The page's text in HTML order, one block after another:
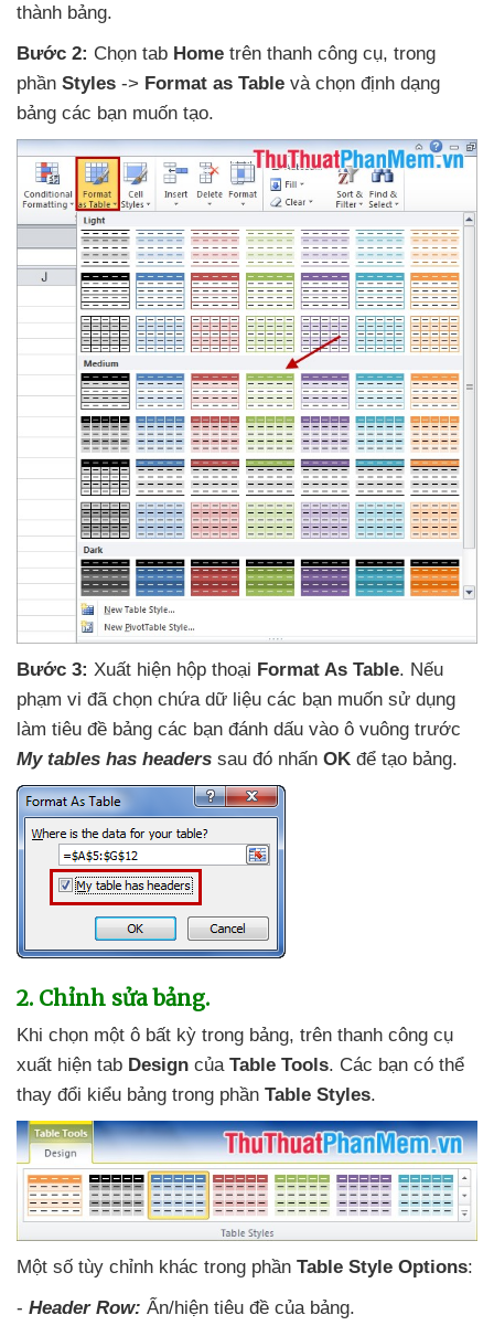
thành bảng.
Bước 2: Chọn tab Home trên thanh công cụ, trong
phần Styles -> Format as Table và chọn định dạng
bảng các bạn muốn tạo.
Bước 3: Xuất hiện hộp thoại Format As Table. Nếu
phạm vi đã chọn chứa dữ liệu các bạn muốn sử dụng
làm tiêu đề bảng các bạn đánh dấu vào ô vuông trước
My tables has headers sau đó nhấn OK để tạo bảng.
2. Chỉnh sửa bảng.
Khi chọn một ô bất kỳ trong bảng, trên thanh công cụ
xuất hiện tab Design của Table Tools. Các bạn có thể
thay đổi kiểu bảng trong phần Table Styles.
Một số tùy chỉnh khác trong phần Table Style Options:
- Header Row: Ẩn/hiện tiêu đề của bảng.